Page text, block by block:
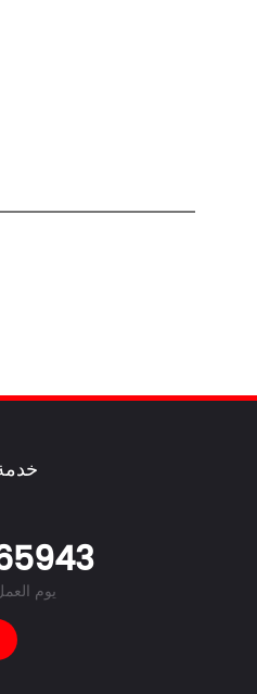
يوم العمل 9:00 حتي